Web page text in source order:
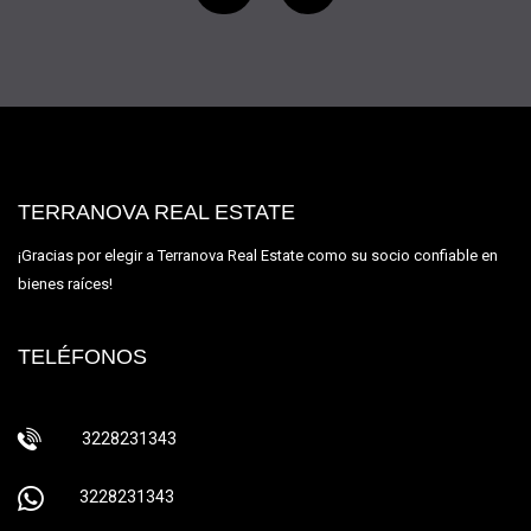
TERRANOVA REAL ESTATE
¡Gracias por elegir a Terranova Real Estate como su socio confiable en
bienes raíces!
TELÉFONOS
3228231343
3228231343